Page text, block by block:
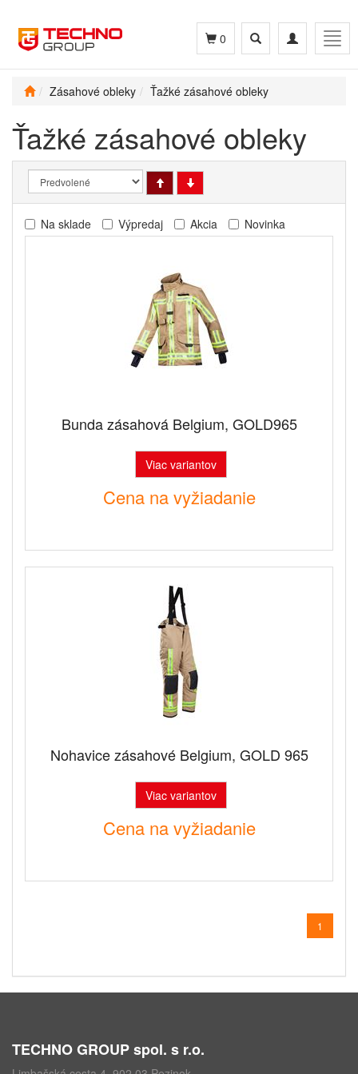
Toggle
navigation
Toggle
search
0
Zásahové obleky Ťažké zásahové obleky
Ťažké zásahové obleky
Na sklade Výpredaj Akcia Novinka
Bunda zásahová Belgium, GOLD965
Viac variantov
Cena na vyžiadanie
Nohavice zásahové Belgium, GOLD 965
Viac variantov
Cena na vyžiadanie
1
TECHNO GROUP spol. s r.o.